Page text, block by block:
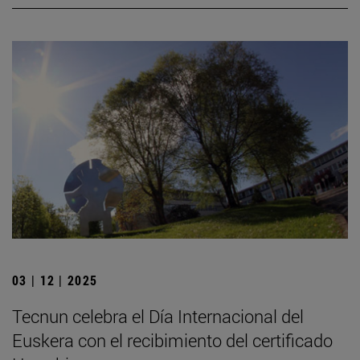
03 | 12 | 2025
Tecnun celebra el Día Internacional del
Euskera con el recibimiento del certificado